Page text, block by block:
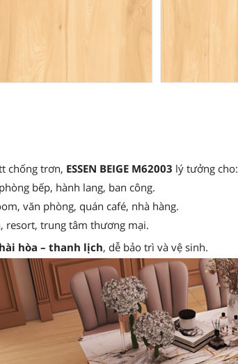
chống trơn, ESSEN BEIGE M62003 lý tưởng cho:
bếp, hành lang, ban công.
văn phòng, quán café, nhà hàng.
resort, trung tâm thương mại.
hòa – thanh lịch, dễ bảo trì và vệ sinh.